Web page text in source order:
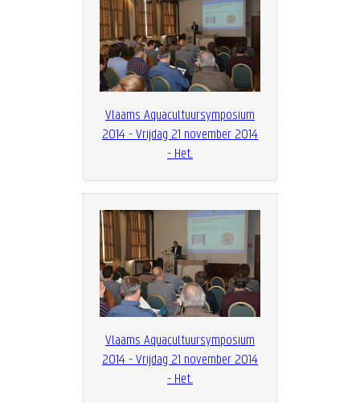
Vlaams Aquacultuursymposium
2014 - Vrijdag 21 november 2014
- Het...
Vlaams Aquacultuursymposium
2014 - Vrijdag 21 november 2014
- Het...